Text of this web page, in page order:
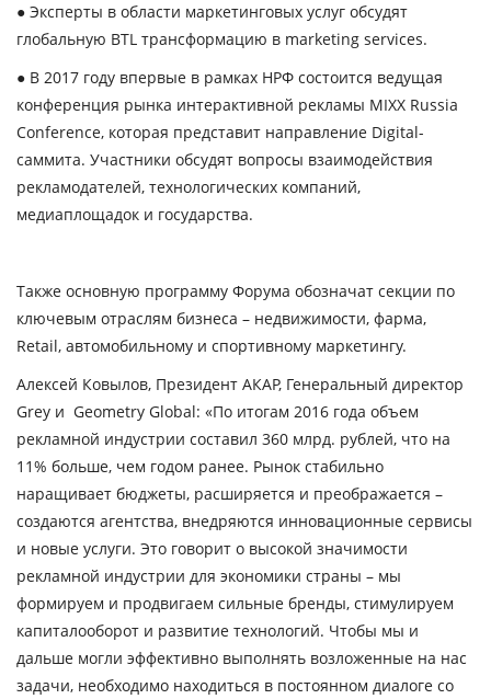
● Эксперты в области маркетинговых услуг обсудят
глобальную BTL трансформацию в marketing services.
● В 2017 году впервые в рамках НРФ состоится ведущая
конференция рынка интерактивной рекламы MIXX Russia
Conference, которая представит направление Digital-
саммита. Участники обсудят вопросы взаимодействия
рекламодателей, технологических компаний,
медиаплощадок и государства.
Также основную программу Форума обозначат секции по
ключевым отраслям бизнеса – недвижимости, фарма,
Retail, автомобильному и спортивному маркетингу.
Алексей Ковылов, Президент АКАР, Генеральный директор
Grey и Geometry Global: «По итогам 2016 года объем
рекламной индустрии составил 360 млрд. рублей, что на
11% больше, чем годом ранее. Рынок стабильно
наращивает бюджеты, расширяется и преображается –
создаются агентства, внедряются инновационные сервисы
и новые услуги. Это говорит о высокой значимости
рекламной индустрии для экономики страны – мы
формируем и продвигаем сильные бренды, стимулируем
капиталооборот и развитие технологий. Чтобы мы и
дальше могли эффективно выполнять возложенные на нас
задачи, необходимо находиться в постоянном диалоге со